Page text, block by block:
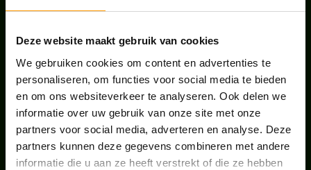
Deze website maakt gebruik van cookies
We gebruiken cookies om content en advertenties te
personaliseren, om functies voor social media te bieden
en om ons websiteverkeer te analyseren. Ook delen we
informatie over uw gebruik van onze site met onze
partners voor social media, adverteren en analyse. Deze
partners kunnen deze gegevens combineren met andere
informatie die u aan ze heeft verstrekt of die ze hebben
UNION HOUSE UTRECHT
ONS TEAM GROEIT VERDER
juni 17, 2026